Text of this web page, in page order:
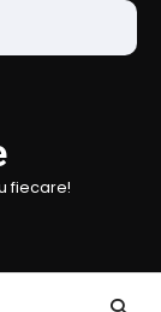
fiecare!